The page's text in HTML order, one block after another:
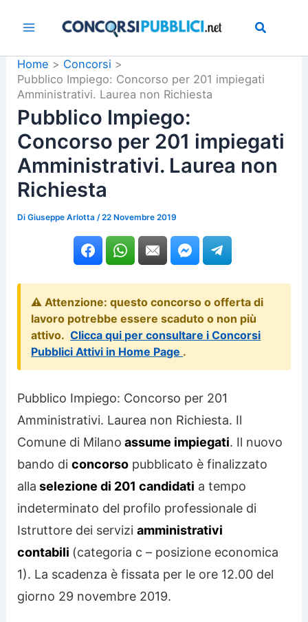
Home
Concorsi
Pubblico Impiego: Concorso per 201 impiegati
Amministrativi. Laurea non Richiesta
Pubblico Impiego:
Concorso per 201 impiegati
Amministrativi. Laurea non
Richiesta
DiGiuseppe Arlotta /22 Novembre 2019
⚠️ Attenzione: questo concorso o offerta di
lavoro potrebbe essere scaduto o non più
attivo. Clicca qui per consultare i Concorsi
Pubblici Attivi in Home Page .
Pubblico Impiego: Concorso per 201
Amministrativi. Laurea non Richiesta. Il
Comune di Milano assume impiegati. Il nuovo
bando diconcorso pubblicato è finalizzato
alla selezione di 201 candidati a tempo
indeterminato del profilo professionale di
Istruttore dei serviziamministrativi
contabili (categoria c – posizione economica
1). La scadenza è fissata per le ore 12.00 del
giorno 29 novembre 2019.